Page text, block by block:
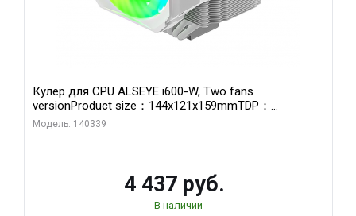
Кулер для CPU ALSEYE i600-W, Two fans
versionProduct size：144x121x159mmTDP：
270WSoldering technology CD textureApplication:Intel：
Модель: 140339
4 437 руб.
В наличии